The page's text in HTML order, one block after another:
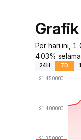
Per hari ini, 1
4.03%
24H 7D